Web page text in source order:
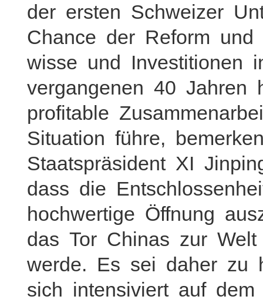
der ersten Schweizer
Chance der Reform
wisse und
vergangenen 40
profitable
Situation führe,
Staatspräsident XI
dass die
hochwertige Öffnung
das Tor Chinas zur
werde. Es sei daher zu
sich intensiviert auf